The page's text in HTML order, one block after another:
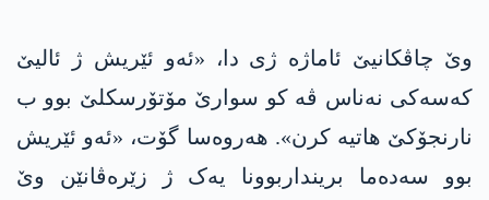
وێ چاڤکانیێ ئاماژە ژی دا، «ئەو ئێریش ژ ئالیێ
کەسەکی نەناس ڤە کو سوارێ مۆتۆرسکلێ بوو ب
نارنجۆکێ هاتیە کرن». هەروەسا گۆت، «ئەو ئێریش
بوو سەدەما برینداربوونا یەک ژ زێرەڤانێن وێ